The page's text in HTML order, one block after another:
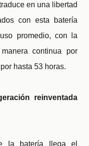
en una libertad
con esta batería
promedio, con la
continua por
hasta 53 horas.
reinventada
la batería llega el